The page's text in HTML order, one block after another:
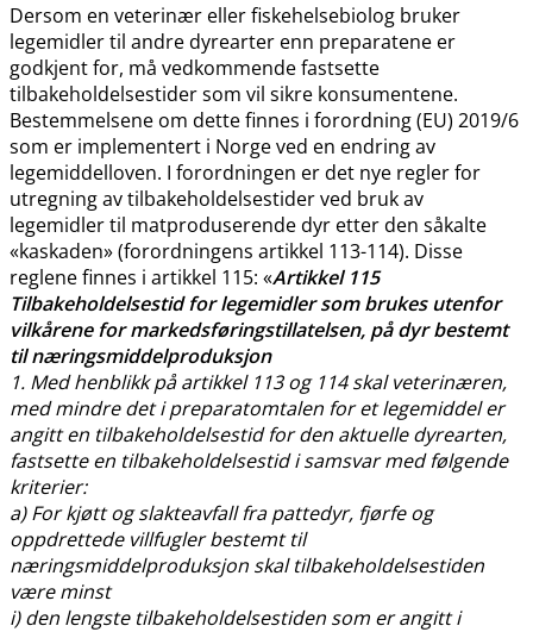
Dersom en veterinær eller fiskehelsebiolog bruker
legemidler til andre dyrearter enn preparatene er
godkjent for, må vedkommende fastsette
tilbakeholdelsestider som vil sikre konsumentene.
Bestemmelsene om dette finnes i forordning (EU) 2019/6
som er implementert i Norge ved en endring av
legemiddelloven. I forordningen er det nye regler for
utregning av tilbakeholdelsestider ved bruk av
legemidler til matproduserende dyr etter den såkalte
«kaskaden» (forordningens artikkel 113-114). Disse
reglene finnes i artikkel 115: «Artikkel 115
Tilbakeholdelsestid for legemidler som brukes utenfor
vilkårene for markedsføringstillatelsen, på dyr bestemt
til næringsmiddelproduksjon
1. Med henblikk på artikkel 113 og 114 skal veterinæren,
med mindre det i preparatomtalen for et legemiddel er
angitt en tilbakeholdelsestid for den aktuelle dyrearten,
fastsette en tilbakeholdelsestid i samsvar med følgende
kriterier:
a) For kjøtt og slakteavfall fra pattedyr, fjørfe og
oppdrettede villfugler bestemt til
næringsmiddelproduksjon skal tilbakeholdelsestiden
være minst
i) den lengste tilbakeholdelsestiden som er angitt i